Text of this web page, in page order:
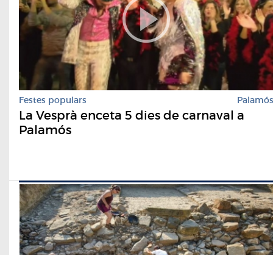
Festes populars Palamós
La Vesprà enceta 5 dies de carnaval a
Palamós